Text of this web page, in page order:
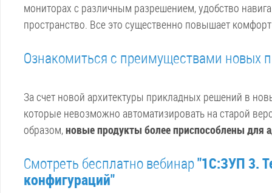
мониторах с различным разрешением, удобство
пространство. Все это существенно повышает
Ознакомиться с преимуществами новых
За счет новой архитектуры прикладных решений в
которые невозможно автоматизировать на старой
образом,новые продукты более приспособлены для
Смотреть бесплатно вебинар"1С:ЗУП 3.
конфигураций"